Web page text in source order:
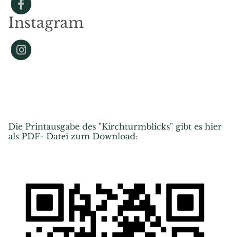
Instagram
Die Printausgabe des "Kirchturmblicks" gibt es hier
als PDF- Datei zum Download: